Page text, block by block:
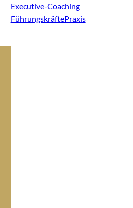
Executive-Coaching
FührungskräftePraxis